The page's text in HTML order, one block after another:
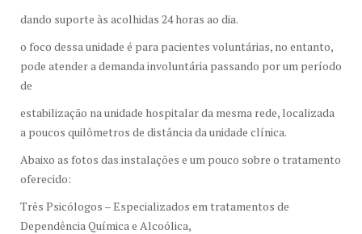
dando suporte às acolhidas 24 horas ao dia.
o foco dessa unidade é para pacientes voluntárias, no entanto,
pode atender a demanda involuntária passando por um período
de
estabilização na unidade hospitalar da mesma rede, localizada
a poucos quilômetros de distância da unidade clínica.
Abaixo as fotos das instalações e um pouco sobre o tratamento
oferecido:
Três Psicólogos – Especializados em tratamentos de
Dependência Química e Alcoólica,